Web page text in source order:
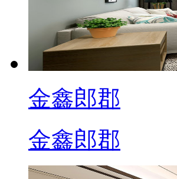
金鑫郎郡
金鑫郎郡